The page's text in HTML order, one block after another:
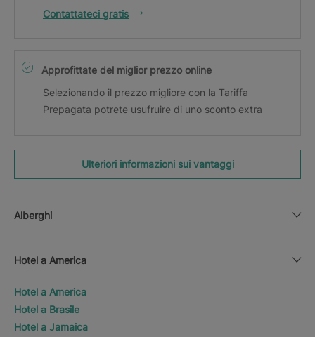
Contattateci gratis
Approfittate del miglior prezzo online
Selezionando il prezzo migliore con la Tariffa
Prepagata potrete usufruire di uno sconto extra
Ulteriori informazioni sui vantaggi
Alberghi
Hotel a America
Hotel a America
Hotel a Brasile
Hotel a Jamaica